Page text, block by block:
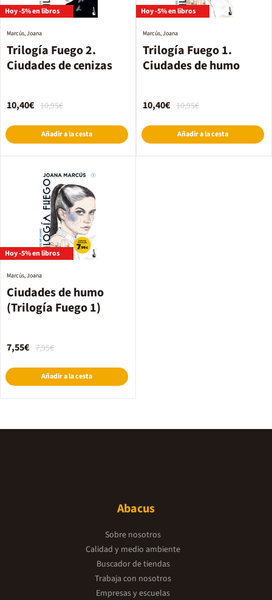
Hoy -5% en libros
Trilogía Fuego 2.
Ciudades de cenizas
Marcús, Joana
10,95€
10,40€
Añadir a la cesta
Hoy -5% en libros
Trilogía Fuego 1.
Ciudades de humo
Marcús, Joana
10,95€
10,40€
Añadir a la cesta
Hoy -5% en libros
Ciudades de humo
(Trilogía Fuego 1)
Marcús, Joana
7,95€
7,55€
Añadir a la cesta
Abacus
Sobre nosotros
Calidad y medio ambiente
Buscador de tiendas
Trabaja con nosotros
Empresas y escuelas